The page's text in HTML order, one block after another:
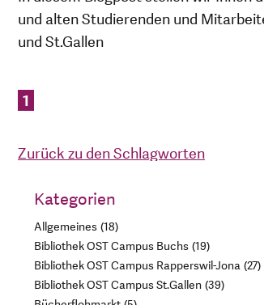
und alten Studierenden und
und St.Gallen
1
Zurück zu den Schlagworten
Kategorien
Allgemeines 18
Bibliothek OST Campus Buchs 19
Bibliothek OST Campus Rapperswil-Jona 27
Bibliothek OST Campus St.Gallen 39